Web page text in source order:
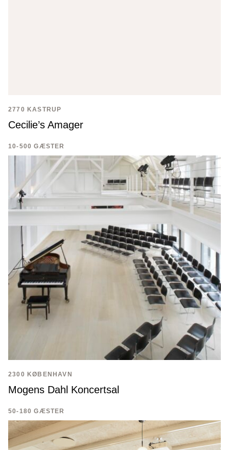
2770 KASTRUP
Cecilie’s Amager
10-500 GÆSTER
2300 KØBENHAVN
Mogens Dahl Koncertsal
50-180 GÆSTER